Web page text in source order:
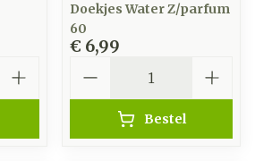
Doekjes Water Z/parfum
60
€ 6,99
Bestel